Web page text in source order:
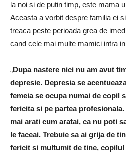
la noi si de putin timp, este mama
Aceasta a vorbit despre familia ei
treaca peste perioada grea de
cand cele mai multe mamici intra
„Dupa nastere nici nu am avut
depresie. Depresia se
femeia se ocupa numai de copil
fericita si pe partea
mai arati cum aratai, ca nu poti
le faceai. Trebuie sa ai grija de
fericit si multumit de tine, copilul